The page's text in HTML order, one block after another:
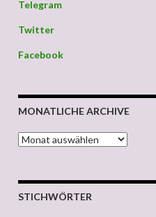
Telegram
Twitter
Facebook
MONATLICHE ARCHIVE
MONATLICHE ARCHIVE
STICHWÖRTER